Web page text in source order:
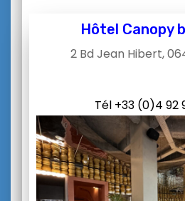
Hôtel Canopy
2 Bd Jean Hibert,
Tél +33 (0)4 92